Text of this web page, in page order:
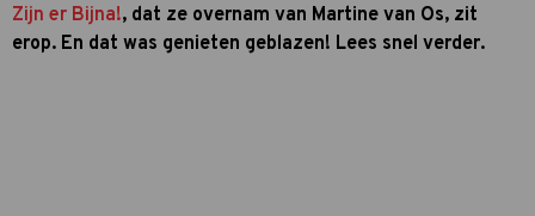
Zijn er Bijna!, dat ze overnam van Martine van Os, zit
erop. En dat was genieten geblazen! Lees snel verder.